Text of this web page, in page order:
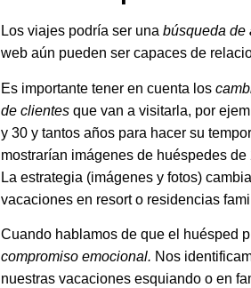
Los viajes podría ser una búsqueda de
web aún pueden ser capaces de
Es importante tener en cuenta los
de clientes que van a visitarla, por
y 30 y tantos años para hacer su
mostrarían imágenes de huéspedes
La estrategia (imágenes y fotos)
vacaciones en resort o residencias
Cuando hablamos de que el huésped
compromiso emocional. Nos
nuestras vacaciones esquiando o en